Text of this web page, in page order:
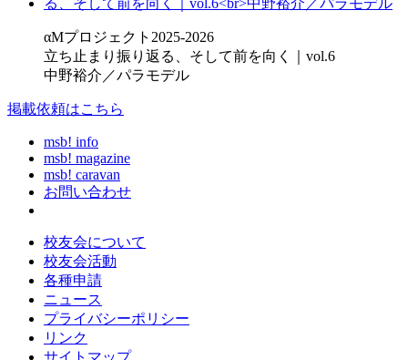
αMプロジェクト2025-2026
立ち止まり振り返る、そして前を向く｜vol.6
中野裕介／パラモデル
掲載依頼はこちら
msb! info
msb! magazine
msb! caravan
お問い合わせ
校友会について
校友会活動
各種申請
ニュース
プライバシーポリシー
リンク
サイトマップ